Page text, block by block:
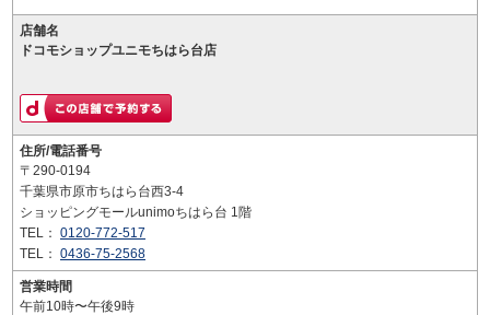
店舗名
ドコモショップユニモちはら台店
住所/電話番号
〒290-0194
千葉県市原市ちはら台西3-4
ショッピングモールunimoちはら台 1階
TEL： 0120-772-517
TEL： 0436-75-2568
営業時間
午前10時〜午後9時